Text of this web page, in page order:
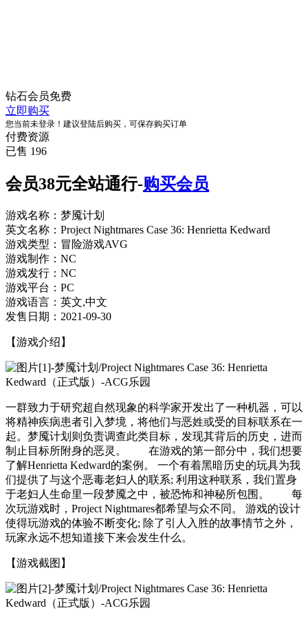
钻石会员免费
立即购买
您当前未登录！建议登陆后购买，可保存购买订单
付费资源
已售 196
会员38元全站通行-购买会员
游戏名称：梦魇计划
英文名称：Project Nightmares Case 36: Henrietta Kedward
游戏类型：冒险游戏AVG
游戏制作：NC
游戏发行：NC
游戏平台：PC
游戏语言：英文,中文
发售日期：2021-09-30
【游戏介绍】
一群致力于研究超自然现象的科学家开发出了一种机器，可以
将精神疾病患者引入梦境，将他们与恶姓或受的目标联系在一
起。梦魇计划则负责调查此类目标，发现其背后的历史，进而
制止目标所附身的恶灵。 在游戏的第一部分中，我们想要
了解Henrietta Kedward的案例。 一个有着黑暗历史的玩具为我
们提供了与这个恶毒老妇人的联系; 利用这种联系，我们置身
于老妇人生命里一段梦魇之中，被恐怖和神秘所包围。 每
次玩游戏时，Project Nightmares都希望与众不同。 游戏的设计
使得玩游戏的体验不断变化; 除了引人入胜的故事情节之外，
玩家永远不想知道接下来会发生什么。
【游戏截图】